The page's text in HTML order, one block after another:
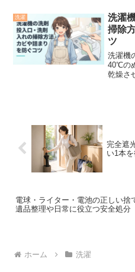
洗濯
洗濯
掃除
ツ
洗濯機
40℃の
乾燥さ
完全遮
い1本
電球・ライター・電池の正しい捨
遺品整理や日常に役立つ安全処分
ホーム 洗濯